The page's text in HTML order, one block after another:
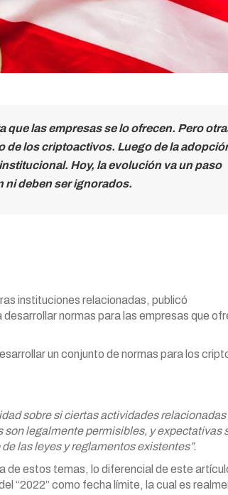
que las empresas se lo ofrecen. Pero
de los criptoactivos. Luego de la
Hoy, la evolución va un paso
ni deben ser ignorados.
instituciones relacionadas, publicó
normas para las empresas que
un conjunto de normas para los
sobre si ciertas actividades relacionadas
legalmente permisibles, y expectativas
las leyes y reglamentos existentes”.
de estos temas, lo diferencial de este
“2022” como fecha límite, la cual es